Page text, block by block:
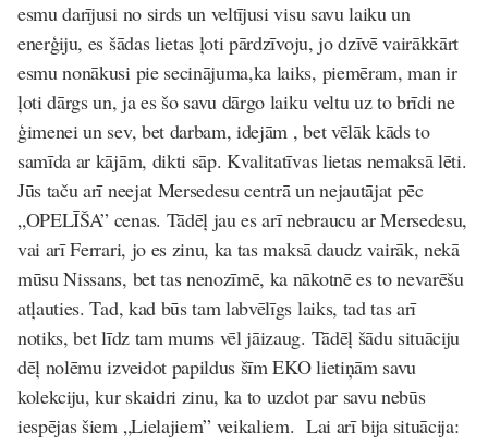
esmu darījusi no sirds un veltījusi visu savu laiku un
enerģiju, es šādas lietas ļoti pārdzīvoju, jo dzīvē vairākkārt
esmu nonākusi pie secinājuma,ka laiks, piemēram, man ir
ļoti dārgs un, ja es šo savu dārgo laiku veltu uz to brīdi ne
ģimenei un sev, bet darbam, idejām , bet vēlāk kāds to
samīda ar kājām, dikti sāp. Kvalitatīvas lietas nemaksā lēti.
Jūs taču arī neejat Mersedesu centrā un nejautājat pēc
„OPELĪŠA” cenas. Tādēļ jau es arī nebraucu ar Mersedesu,
vai arī Ferrari, jo es zinu, ka tas maksā daudz vairāk, nekā
mūsu Nissans, bet tas nenozīmē, ka nākotnē es to nevarēšu
atļauties. Tad, kad būs tam labvēlīgs laiks, tad tas arī
notiks, bet līdz tam mums vēl jāizaug. Tādēļ šādu situāciju
dēļ nolēmu izveidot papildus šīm EKO lietiņām savu
kolekciju, kur skaidri zinu, ka to uzdot par savu nebūs
iespējas šiem „Lielajiem” veikaliem. Lai arī bija situācija: